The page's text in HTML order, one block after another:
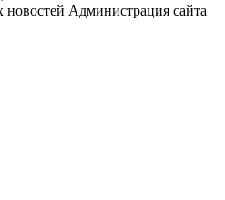
новостей Администрация сайта